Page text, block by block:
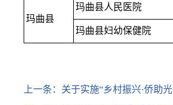
玛曲县
玛曲县人民医院
玛曲县妇幼保健院
上一条： 关于实施“乡村振兴·侨助